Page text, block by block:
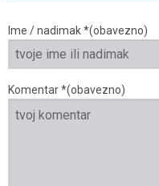
Ime / nadimak *(obavezno)
Komentar *(obavezno)